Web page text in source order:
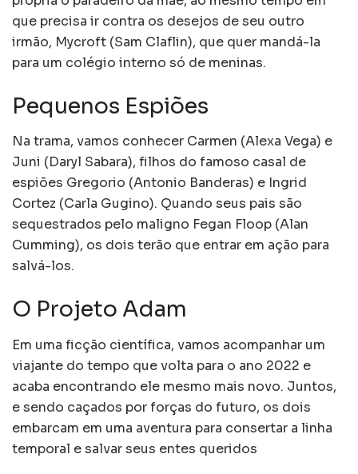
que precisa ir contra os desejos de seu outro
irmão, Mycroft (Sam Claflin), que quer mandá-la
para um colégio interno só de meninas.
Pequenos Espiões
Na trama, vamos conhecer Carmen (Alexa Vega) e
Juni (Daryl Sabara), filhos do famoso casal de
espiões Gregorio (Antonio Banderas) e Ingrid
Cortez (Carla Gugino). Quando seus pais são
sequestrados pelo maligno Fegan Floop (Alan
Cumming), os dois terão que entrar em ação para
salvá-los.
O Projeto Adam
Em uma ficção científica, vamos acompanhar um
viajante do tempo que volta para o ano 2022 e
acaba encontrando ele mesmo mais novo. Juntos,
e sendo caçados por forças do futuro, os dois
embarcam em uma aventura para consertar a linha
temporal e salvar seus entes queridos